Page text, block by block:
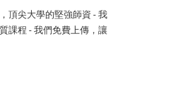
頂尖大學的堅強師資 - 我
課程 - 我們免費上傳，讓